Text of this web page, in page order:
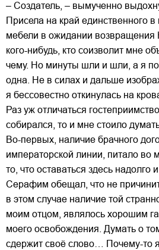
– Создатель, – вымученно
Присела на край единственного
мебели в ожидании возвращения
кого-нибудь, кто соизволит мне
чему. Но минуты шли и шли, а я
одна. Не в силах и дальше
я бессовестно откинулась на
Раз уж отличаться
собирался, то и мне стоило
Во-первых, наличие брачного
императорской линии, питало во
то, что оставаться здесь надолго
Серафим обещал, что не
в этом случае наличие той
моим отцом, являлось хорошим
моего освобождения. Думать о
сдержит своё слово… Почему-то